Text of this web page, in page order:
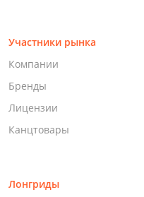
Участники рынка
Компании
Бренды
Лицензии
Канцтовары
Лонгриды